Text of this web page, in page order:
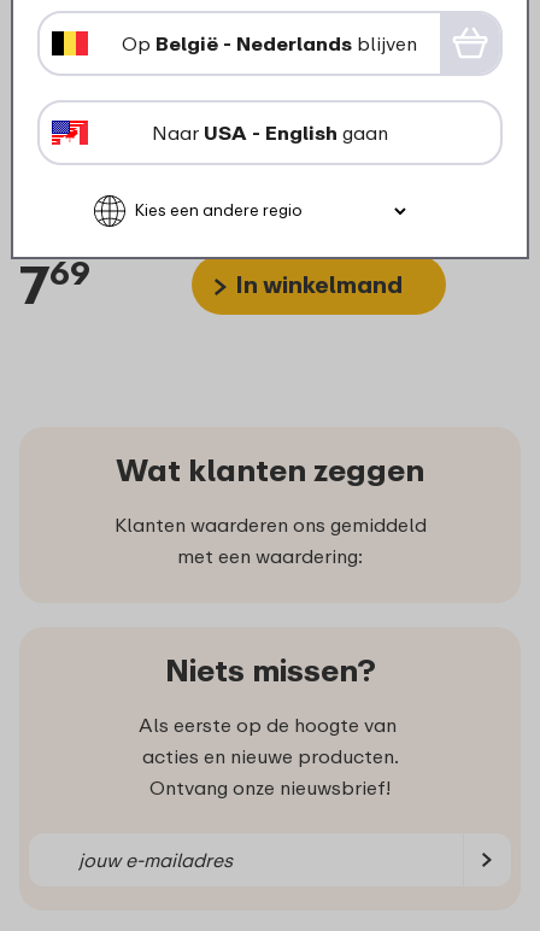
Deksel multikom Cirqula rond
2250/3000 ml - Vivid blue
769 In winkelmand
Wat klanten zeggen
Klanten waarderen ons gemiddeld
met een waardering:
Niets missen?
Als eerste op de hoogte van
acties en nieuwe producten.
Ontvang onze nieuwsbrief!
Op België - Nederlands blijven
Naar USA - English gaan